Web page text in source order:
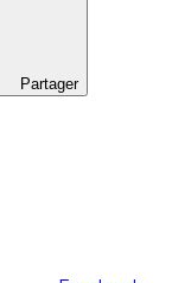
Partager